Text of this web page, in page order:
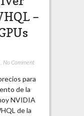
–
, No Comment
para
de la
NVIDIA
de la